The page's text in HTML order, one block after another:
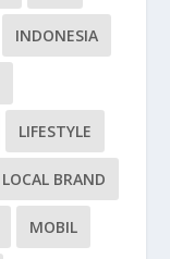
INDONESIA
LIFESTYLE
LOCAL BRAND
MOBIL